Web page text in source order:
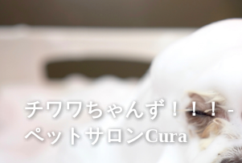
チワワちゃんず！！！ -
ペットサロンCura